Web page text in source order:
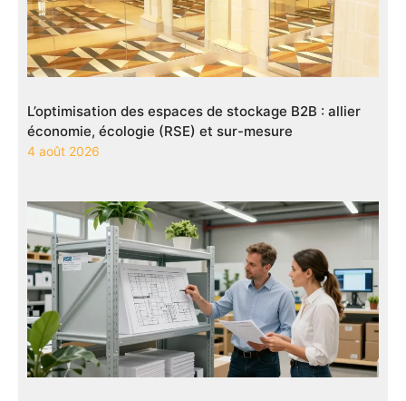
L’optimisation des espaces de stockage B2B : allier
économie, écologie (RSE) et sur-mesure
4 août 2026